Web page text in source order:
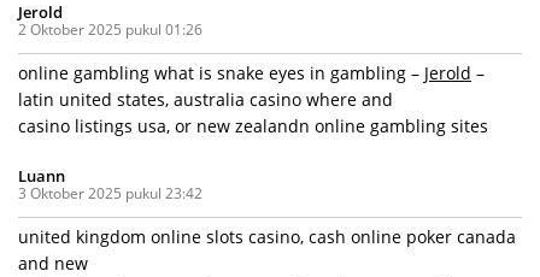
Jerold
2 Oktober 2025 pukul 01:26
online gambling what is snake eyes in gambling – Jerold –
latin united states, australia casino where and
casino listings usa, or new zealandn online gambling sites
Luann
3 Oktober 2025 pukul 23:42
united kingdom online slots casino, cash online poker canada
and new